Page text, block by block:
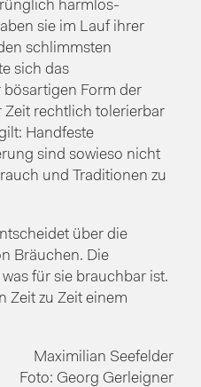
harmlos-
sie im Lauf ihrer
schlimmsten
sich das
bösartigen Form der
Zeit rechtlich tolerierbar
Handfeste
sind sowieso nicht
und Traditionen zu
über die
Bräuchen. Die
für sie brauchbar ist.
Zeit zu Zeit einem
Maximilian Seefelder
Foto: Georg Gerleigner